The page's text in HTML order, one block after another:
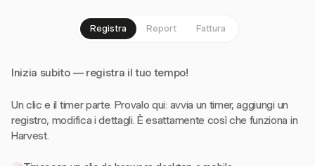
Registra Report Fattura
Inizia subito — registra il tuo tempo!
Un clic e il timer parte. Provalo qui: avvia un timer, aggiungi un
registro, modifica i dettagli. È esattamente così che funziona in
Harvest.